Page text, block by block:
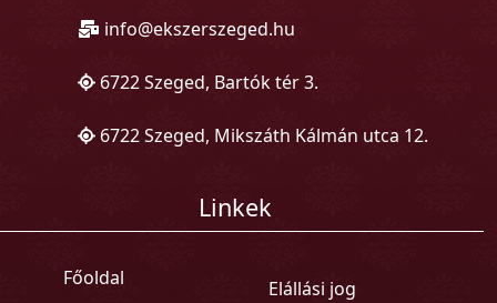
info@ekszerszeged.hu
6722 Szeged, Bartók tér 3.
6722 Szeged, Mikszáth Kálmán utca 12.
Linkek
Főoldal Elállási jog